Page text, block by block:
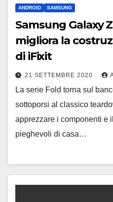
ANDROID SAMSUNG
Samsung Galaxy
migliora la
di iFixit
21 SETTEMBRE 2020
La serie Fold torna sul
sottoporsi al classico
apprezzare i componenti e
pieghevoli di casa…